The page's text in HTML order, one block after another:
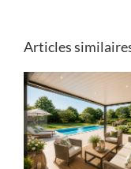
Articles